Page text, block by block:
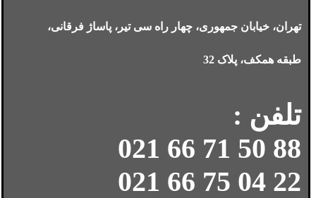
تهران، خیابان جمهوری، چهار راه سی تیر، پاساژ فرقانی،
طبقه همکف، پلاک 32
تلفن :
88 50 71 66 021
22 04 75 66 021